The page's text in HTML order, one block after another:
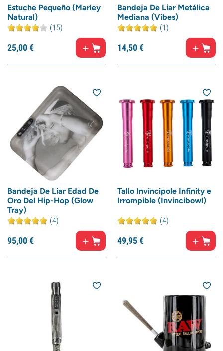
Estuche Pequeño (Marley
Natural)
(15)
25,00€
Bandeja De Liar Metálica
Mediana (Vibes)
(1)
14,50€
Bandeja De Liar Edad De
Oro Del Hip-Hop (Glow
Tray)
(4)
95,00€
Tallo Invincipole Infinity e
Irrompible (Invincibowl)
(4)
49,95€